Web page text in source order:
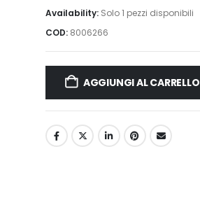
Availability: Solo 1 pezzi disponibili
COD: 8006266
AGGIUNGI AL CARRELLO